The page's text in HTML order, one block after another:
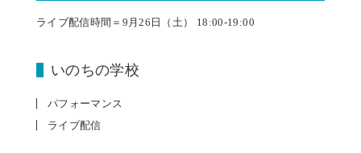
ライブ配信時間＝9月26日（土） 18:00-19:00
いのちの学校
パフォーマンス
ライブ配信